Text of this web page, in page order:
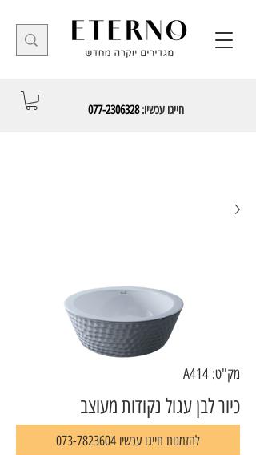
חייגו עכשיו:077-2306328
מק"ט: A414
כיור לבן עגול נקודות מעוצב
להזמנות חייגו עכשיו 073-7823604